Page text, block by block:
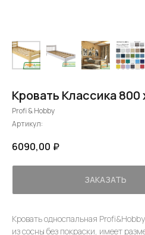
Кровать Классика 800
Profi & Hobby
Артикул:
6090,00 ₽
Кровать односпальная
из сосны без покраски, имеет